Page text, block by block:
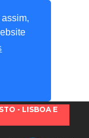
- LISBOA E